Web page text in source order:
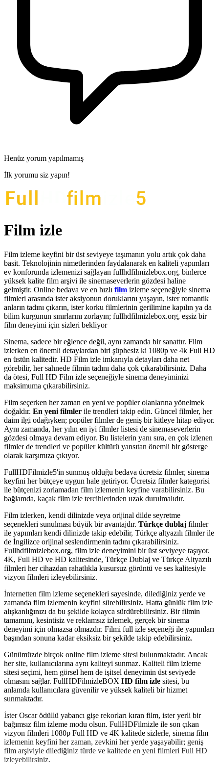
Henüz yorum yapılmamış
İlk yorumu siz yapın!
Film izle
Film izleme keyfini bir üst seviyeye taşımanın yolu artık çok daha
basit. Teknolojinin nimetlerinden faydalanarak en kaliteli yapımları
ev konforunda izlemenizi sağlayan fullhdfilmizlebox.org, binlerce
yüksek kalite film arşivi ile sinemaseverlerin gözdesi haline
gelmiştir. Online bedava ve en hızlı film izleme seçeneğiyle sinema
filmleri arasında ister aksiyonun doruklarını yaşayın, ister romantik
anların tadını çıkarın, ister korku filmlerinin gerilimine kapılın ya da
bilim kurgunun sınırlarını zorlayın; fullhdfilmizlebox.org, eşsiz bir
film deneyimi için sizleri bekliyor
Sinema, sadece bir eğlence değil, aynı zamanda bir sanattır. Film
izlerken en önemli detaylardan biri şüphesiz ki 1080p ve 4k Full HD
en üstün kalitedir. HD Film izle imkanıyla detayları daha net
görebilir, her sahnede filmin tadını daha çok çıkarabilirsiniz. Daha
da ötesi, Full HD Film izle seçeneğiyle sinema deneyiminizi
maksimuma çıkarabilirsiniz.
Film seçerken her zaman en yeni ve popüler olanlarına yönelmek
doğaldır. En yeni filmler ile trendleri takip edin. Güncel filmler, her
daim ilgi odağıyken; popüler filmler de geniş bir kitleye hitap ediyor.
Aynı zamanda, her yılın en iyi filmler listesi de sinemaseverlerin
gözdesi olmaya devam ediyor. Bu listelerin yanı sıra, en çok izlenen
filmler de trendleri ve popüler kültürü yansıtan önemli bir gösterge
olarak karşımıza çıkıyor.
FullHDFilmizle5'in sunmuş olduğu bedava ücretsiz filmler, sinema
keyfini her bütçeye uygun hale getiriyor. Ücretsiz filmler kategorisi
ile bütçenizi zorlamadan film izlemenin keyfine varabilirsiniz. Bu
bağlamda, kaçak film izle tercihlerinden uzak durulmalıdır.
Film izlerken, kendi dilinizde veya orijinal dilde seyretme
seçenekleri sunulması büyük bir avantajdır. Türkçe dublaj filmler
ile yapımları kendi dilinizde takip edebilir, Türkçe altyazılı filmler ile
de İngilizce orijinal seslendirmenin tadını çıkarabilirsiniz.
Fullhdfilmizlebox.org, film izle deneyimini bir üst seviyeye taşıyor.
4K, Full HD ve HD kalitesinde, Türkçe Dublaj ve Türkçe Altyazılı
filmleri her cihazdan rahatlıkla kusursuz görüntü ve ses kalitesiyle
vizyon filmleri izleyebilirsiniz.
İnternetten film izleme seçenekleri sayesinde, dilediğiniz yerde ve
zamanda film izlemenin keyfini sürebilirsiniz. Hatta günlük film izle
alışkanlığınızı da bu şekilde kolayca sürdürebilirsiniz. Bir filmin
tamamını, kesintisiz ve reklamsız izlemek, gerçek bir sinema
deneyimi için olmazsa olmazdır. Filmi full izle seçeneği ile yapımları
başından sonuna kadar eksiksiz bir şekilde takip edebilirsiniz.
Günümüzde birçok online film izleme sitesi bulunmaktadır. Ancak
her site, kullanıcılarına aynı kaliteyi sunmaz. Kaliteli film izleme
sitesi seçimi, hem görsel hem de işitsel deneyimin üst seviyede
olmasını sağlar. FullHDFilmizleBOX HD film izle sitesi, bu
anlamda kullanıcılara güvenilir ve yüksek kaliteli bir hizmet
sunmaktadır.
İster Oscar ödüllü yabancı gişe rekorları kıran film, ister yerli bir
bağımsız film izleme modu olsun. FullHDFilmizle ile son çıkan
vizyon filmleri 1080p Full HD ve 4K kalitede sizlerle, sinema film
izlemenin keyfini her zaman, zevkini her yerde yaşayabilir; geniş
film arşiviyle dilediğiniz türde ve kalitede en yeni filmleri Full HD
izleyebilirsiniz.